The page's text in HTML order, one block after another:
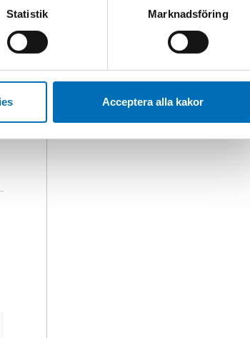
av cookies kan du alltid radera dem
Statistik Marknadsföring
Acceptera alla kakor